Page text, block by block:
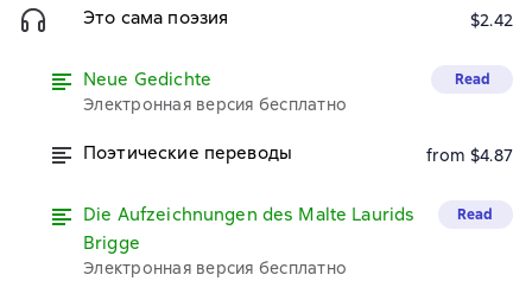
Это сама поэзия $2.42
Neue Gedichte
Электронная версия бесплатно
Read
Поэтические переводы from $4.87
Die Aufzeichnungen des Malte Laurids
Brigge
Электронная версия бесплатно
Read